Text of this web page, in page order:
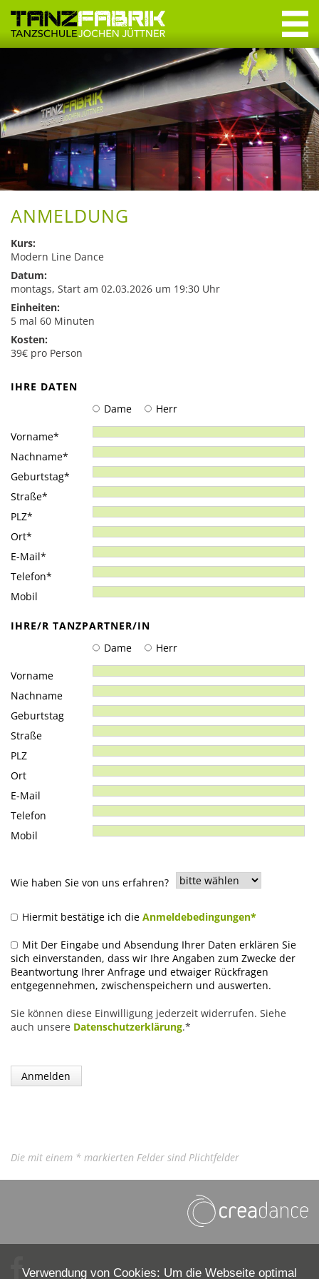
überspringen
Willkommen
Tanzkurse
Erwachsene
Jugendliche
Crashkurse
Privatstunden
Specials & Workshops
Discofox
Salsa
Rock’n’Roll & Boogie
Kindertanzen
Modern Line Dance
Zumba
Events & Angebote
Events
Kindergeburtstag
Gutscheine
ANMELDUNG
Kurs:
Modern Line Dance
Datum:
montags, Start am 02.03.2026 um 19:30 Uhr
Einheiten:
5 mal 60 Minuten
Kosten:
39€ pro Person
IHRE DATEN
Dame
Herr
Pflichtfeld
Vorname*
Pflichtfeld
Nachname*
Pflichtfeld
Geburtstag*
Pflichtfeld
Straße*
Pflichtfeld
PLZ*
Pflichtfeld
Ort*
Pflichtfeld
E-Mail*
Pflichtfeld
Telefon*
Mobil
IHRE/R TANZPARTNER/IN
Dame
Herr
Vorname
Nachname
Geburtstag
Straße
PLZ
Ort
E-Mail
Telefon
Mobil
Wie haben Sie von uns erfahren?
Hiermit bestätige ich die Anmeldebedingungen*
Mit Der Eingabe und Absendung Ihrer Daten erklären Sie
sich einverstanden, dass wir Ihre Angaben zum Zwecke der
Beantwortung Ihrer Anfrage und etwaiger Rückfragen
entgegennehmen, zwischenspeichern und auswerten.
Sie können diese Einwilligung jederzeit widerrufen. Siehe
auch unsere Datenschutzerklärung.*
Die mit einem * markierten Felder sind Plichtfelder
Verwendung von Cookies: Um die Webseite optimal